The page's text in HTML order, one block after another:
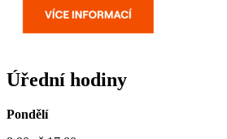
Úřední hodiny
Pondělí